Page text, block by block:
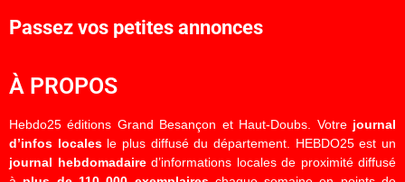
Passez vos petites annonces
À PROPOS
Hebdo25 éditions Grand Besançon et Haut-Doubs. Votre journal
d’infos localesle plus diffusé du département. HEBDO25 est un
journal hebdomadaired’informations locales de proximité diffusé